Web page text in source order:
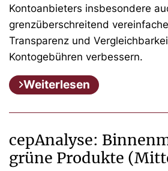
Kontoanbieters insbesondere
grenzüberschreitend
Transparenz und
Kontogebühren verbessern.
Weiterlesen
cepAnalyse:
grüne Produkte